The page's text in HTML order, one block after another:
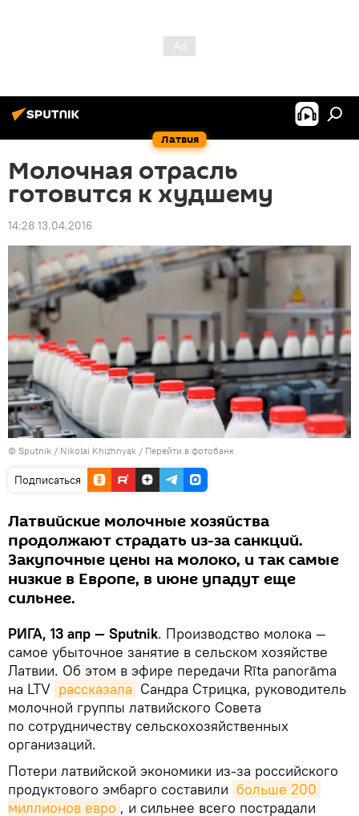
Латвия
Молочная отрасль
готовится к худшему
14:28 13.04.2016
© Sputnik / Nikolai Khizhnyak / Перейти в фотобанк
Подписаться
Латвийские молочные хозяйства
продолжают страдать из-за санкций.
Закупочные цены на молоко, и так самые
низкие в Европе, в июне упадут еще
сильнее.
РИГА, 13 апр — Sputnik. Производство молока —
самое убыточное занятие в сельском хозяйстве
Латвии. Об этом в эфире передачи Rīta panorāma
на LTV рассказала Сандра Стрицка, руководитель
молочной группы латвийского Совета
по сотрудничеству сельскохозяйственных
организаций.
Потери латвийской экономики из-за российского
продуктового эмбарго составили больше 200
миллионов евро , и сильнее всего пострадали